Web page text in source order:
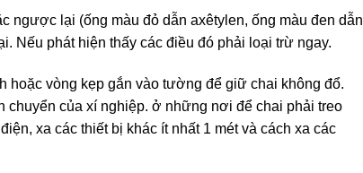
ngược lại (ống màu đỏ dẫn axêtylen, ống màu đen dẫn
Nếu phát hiện thấy các điều đó phải loại trừ ngay.
hoặc vòng kẹp gắn vào tường để giữ chai không đổ.
của xí nghiệp. ở những nơi để chai phải treo
xa các thiết bị khác ít nhất 1 mét và cách xa các